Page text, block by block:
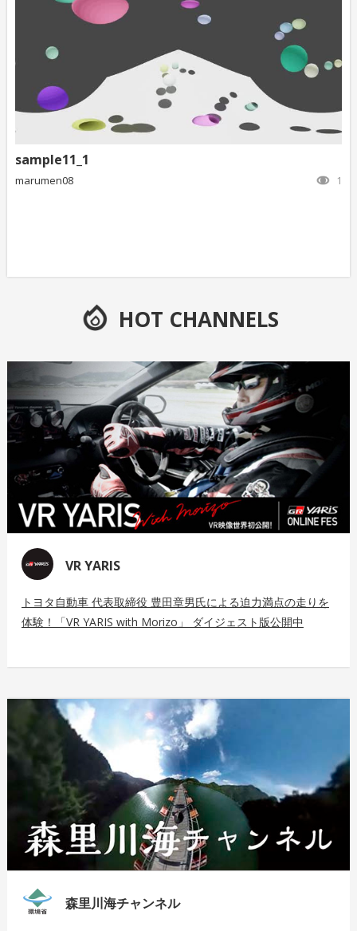
sample11_1
marumen08 1
HOT CHANNELS
VR YARIS
トヨタ自動車 代表取締役 豊田章男氏による迫力満点の走りを
体験！「VR YARIS with Morizo」 ダイジェスト版公開中
森里川海チャンネル